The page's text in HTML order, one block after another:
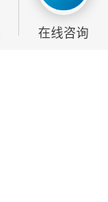
在线咨询